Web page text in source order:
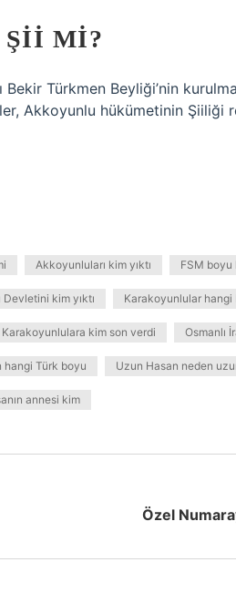
ŞII MI?
Türkmen Beyliği’nin
Akkoyunlu hükümetinin Şiiliği
Akkoyunluları kim yıktı FSM boyu
kim yıktı Karakoyunlular hangi
Karakoyunlulara kim son verdi Osmanlı
hangi Türk boyu Uzun Hasan neden
annesi kim
Özel